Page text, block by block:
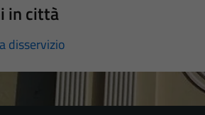
in città
disservizio